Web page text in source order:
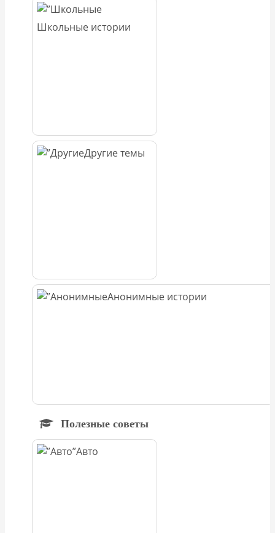
Школьные истории
Другие темы
Анонимные истории
Полезные советы
Авто